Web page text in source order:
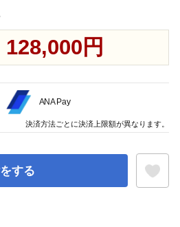
128,000円
する
ANA Pay
決済方法ごとに決済上限額が異なります。